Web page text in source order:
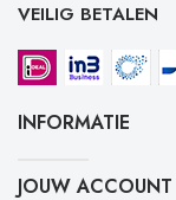
VEILIG BETALEN
INFORMATIE
JOUW ACCOUNT